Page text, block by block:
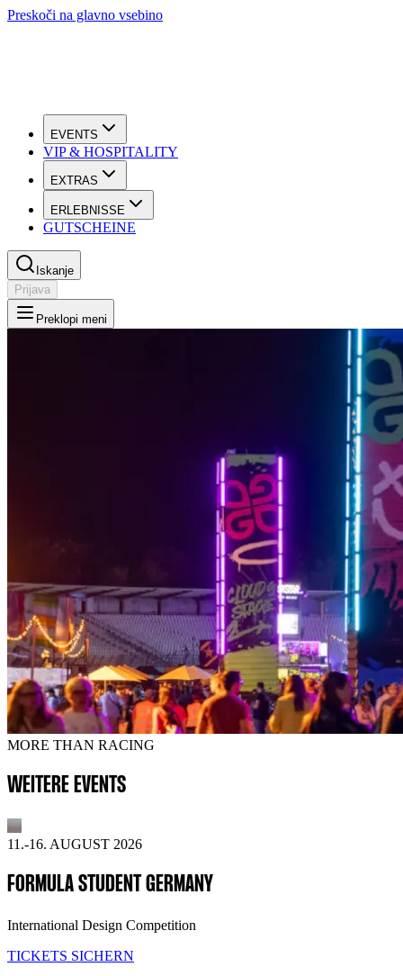
Preskoči na glavno vsebino
EVENTS
VIP & HOSPITALITY
EXTRAS
ERLEBNISSE
GUTSCHEINE
Iskanje
Prijava
Preklopi meni
MORE THAN RACING
WEITERE EVENTS
11.-16. AUGUST 2026
FORMULA STUDENT GERMANY
International Design Competition
TICKETS SICHERN